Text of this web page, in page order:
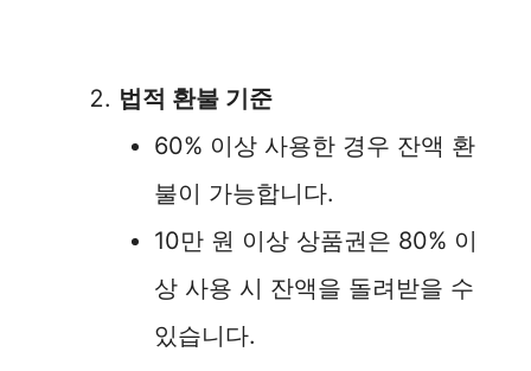
법적 환불 기준
60% 이상 사용한 경우 잔액 환
불이 가능합니다.
10만 원 이상 상품권은 80% 이
상 사용 시 잔액을 돌려받을 수
있습니다.